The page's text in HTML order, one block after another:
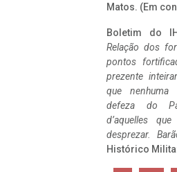
Matos. (Em
Boletim do
Relação dos
pontos
prezente
que
defeza do
d’aquelles
desprezar.
Histórico